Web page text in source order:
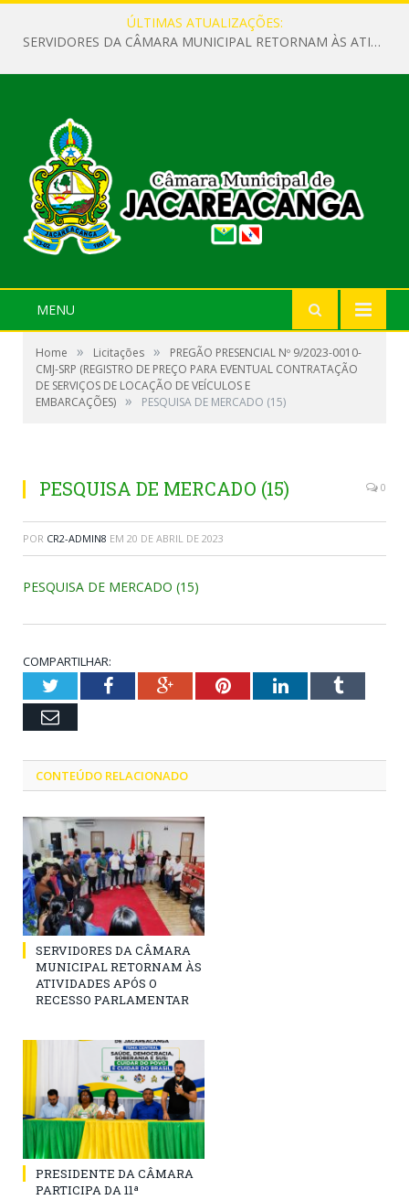
ÚLTIMAS ATUALIZAÇÕES:
SERVIDORES DA CÂMARA MUNICIPAL RETORNAM ÀS ATIVIDADES APÓS O RECESSO PARLAMENTAR
MENU
Home » Licitações »
PREGÃO PRESENCIAL Nº 9/2023-0010-
CMJ-SRP (REGISTRO DE PREÇO PARA EVENTUAL CONTRATAÇÃO
DE SERVIÇOS DE LOCAÇÃO DE VEÍCULOS E
EMBARCAÇÕES) » PESQUISA DE MERCADO (15)
PESQUISA DE MERCADO (15) 0
POR CR2-ADMIN8 EM 20 DE ABRIL DE 2023
PESQUISA DE MERCADO (15)
COMPARTILHAR:
TwitterFacebookGoogle+PinterestLinkedInTumblr
Email
CONTEÚDO RELACIONADO
SERVIDORES DA CÂMARA
MUNICIPAL RETORNAM ÀS
ATIVIDADES APÓS O
RECESSO PARLAMENTAR
PRESIDENTE DA CÂMARA
PARTICIPA DA 11ª